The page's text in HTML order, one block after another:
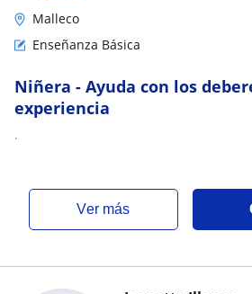
Malleco
Enseñanza Básica
Niñera - Ayuda con los
experiencia
.
ver más